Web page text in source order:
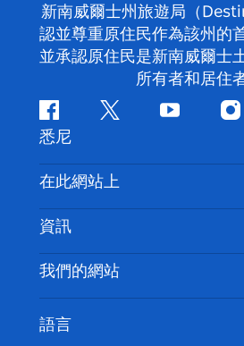
新南威爾士州旅遊局（
認並尊重原住民作為該州的
並承認原住民是新南威爾士
所有者和居住
Facebook嘰
喳
喳
Youtube
悉尼
聯絡我們
免責聲明
隱私
Cookie 通知
在此網站上
目的地
要做的事情
新南威爾斯州公路旅行
活動
資訊
旅行資訊
無障礙悉尼
列出您的業務
我們的網站
語言